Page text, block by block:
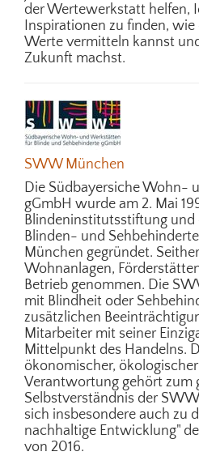
der Wertewerkstatt helfen,
Inspirationen zu finden,
Werte vermitteln kannst
Zukunft machst.
SWW München
Die Südbayersiche Wohn-
gGmbH wurde am 2. Mai
Blindeninstitutsstiftung und
Blinden- und
München gegründet.
Wohnanlagen,
Betrieb genommen. Die
mit Blindheit oder
zusätzlichen
Mitarbeiter mit seiner
Mittelpunkt des Handelns.
ökonomischer,
Verantwortung gehört zum
Selbstverständnis der
sich insbesondere auch zu
nachhaltige Entwicklung"
von 2016.